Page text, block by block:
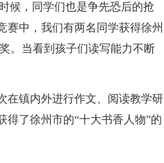
候，同学们也是争先恐后的抢
赛中，我们有两名同学获得徐州
。当看到孩子们读写能力不断
在镇内外进行作文、阅读教学研
得了徐州市的“十大书香人物”的